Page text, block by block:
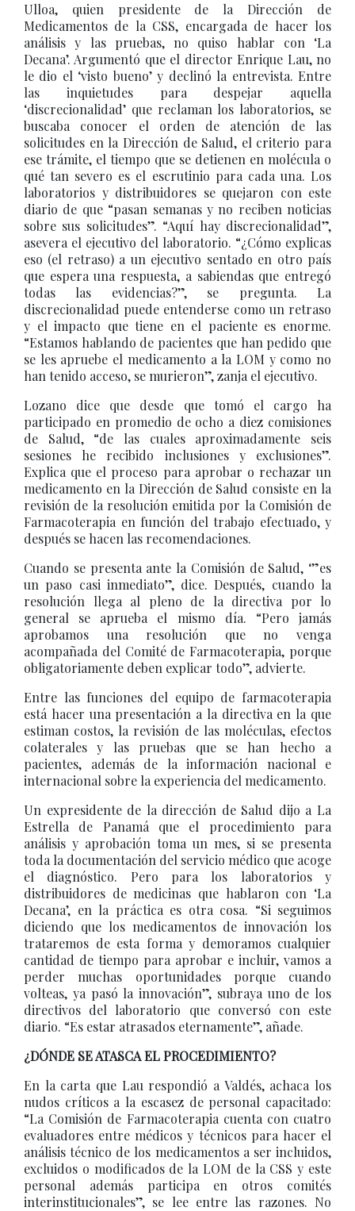
Ulloa, quien presidente de la Dirección de
Medicamentos de la CSS, encargada de hacer los
análisis y las pruebas, no quiso hablar con ‘La
Decana’. Argumentó que el director Enrique Lau, no
le dio el ‘visto bueno’ y declinó la entrevista. Entre
las inquietudes para despejar aquella
‘discrecionalidad’ que reclaman los laboratorios, se
buscaba conocer el orden de atención de las
solicitudes en la Dirección de Salud, el criterio para
ese trámite, el tiempo que se detienen en molécula o
qué tan severo es el escrutinio para cada una. Los
laboratorios y distribuidores se quejaron con este
diario de que “pasan semanas y no reciben noticias
sobre sus solicitudes”. “Aquí hay discrecionalidad”,
asevera el ejecutivo del laboratorio. “¿Cómo explicas
eso (el retraso) a un ejecutivo sentado en otro país
que espera una respuesta, a sabiendas que entregó
todas las evidencias?”, se pregunta. La
discrecionalidad puede entenderse como un retraso
y el impacto que tiene en el paciente es enorme.
“Estamos hablando de pacientes que han pedido que
se les apruebe el medicamento a la LOM y como no
han tenido acceso, se murieron”, zanja el ejecutivo.
Lozano dice que desde que tomó el cargo ha
participado en promedio de ocho a diez comisiones
de Salud, “de las cuales aproximadamente seis
sesiones he recibido inclusiones y exclusiones”.
Explica que el proceso para aprobar o rechazar un
medicamento en la Dirección de Salud consiste en la
revisión de la resolución emitida por la Comisión de
Farmacoterapia en función del trabajo efectuado, y
después se hacen las recomendaciones.
Cuando se presenta ante la Comisión de Salud, ‘”es
un paso casi inmediato”, dice. Después, cuando la
resolución llega al pleno de la directiva por lo
general se aprueba el mismo día. “Pero jamás
aprobamos una resolución que no venga
acompañada del Comité de Farmacoterapia, porque
obligatoriamente deben explicar todo”, advierte.
Entre las funciones del equipo de farmacoterapia
está hacer una presentación a la directiva en la que
estiman costos, la revisión de las moléculas, efectos
colaterales y las pruebas que se han hecho a
pacientes, además de la información nacional e
internacional sobre la experiencia del medicamento.
Un expresidente de la dirección de Salud dijo a La
Estrella de Panamá que el procedimiento para
análisis y aprobación toma un mes, si se presenta
toda la documentación del servicio médico que acoge
el diagnóstico. Pero para los laboratorios y
distribuidores de medicinas que hablaron con ‘La
Decana’, en la práctica es otra cosa. “Si seguimos
diciendo que los medicamentos de innovación los
trataremos de esta forma y demoramos cualquier
cantidad de tiempo para aprobar e incluir, vamos a
perder muchas oportunidades porque cuando
volteas, ya pasó la innovación”, subraya uno de los
directivos del laboratorio que conversó con este
diario. “Es estar atrasados eternamente”, añade.
¿DÓNDE SE ATASCA EL PROCEDIMIENTO?
En la carta que Lau respondió a Valdés, achaca los
nudos críticos a la escasez de personal capacitado:
“La Comisión de Farmacoterapia cuenta con cuatro
evaluadores entre médicos y técnicos para hacer el
análisis técnico de los medicamentos a ser incluidos,
excluidos o modificados de la LOM de la CSS y este
personal además participa en otros comités
interinstitucionales”, se lee entre las razones. No